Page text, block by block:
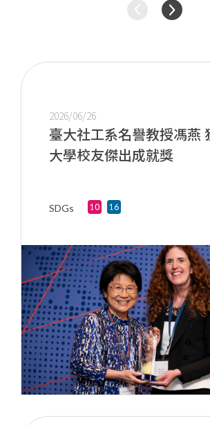
2026/06/26
臺大社工系名譽教授馮燕
大學校友傑出成就獎
SDGs